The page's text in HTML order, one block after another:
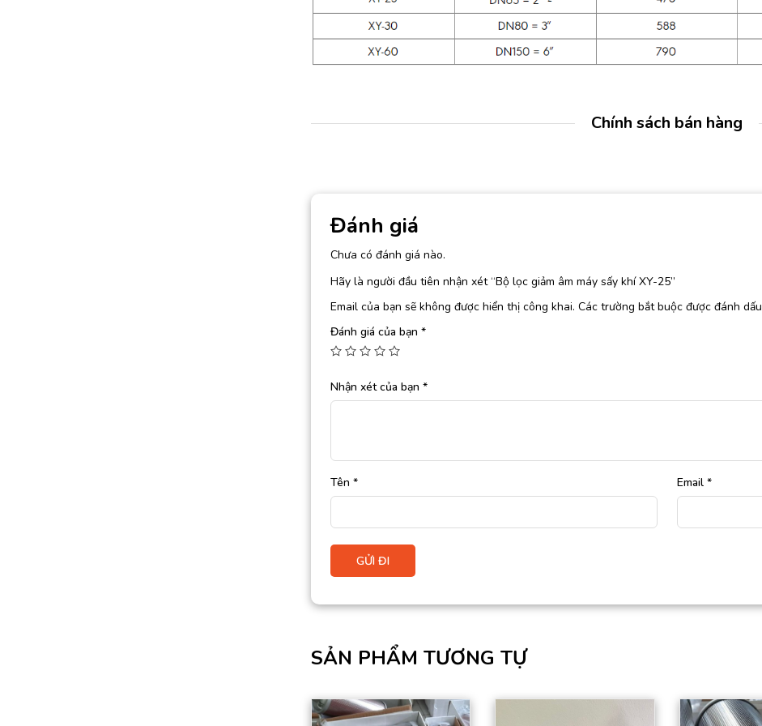
Chính sách bán hàng
Đánh giá
Chưa có đánh giá nào.
Hãy là người đầu tiên nhận xét “Bộ lọc giảm âm máy sấy khí XY-25”
Email của bạn sẽ không được hiển thị công khai. Các trường bắt buộc được đánh dấu
Đánh giá của bạn *
Nhận xét của bạn *
Tên * Email *
SẢN PHẨM TƯƠNG TỰ